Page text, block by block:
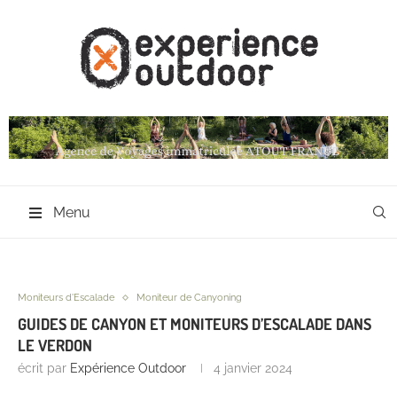
Menu
Moniteurs d'Escalade Moniteur de Canyoning
GUIDES DE CANYON ET MONITEURS D’ESCALADE DANS
LE VERDON
écrit par Expérience Outdoor 4 janvier 2024